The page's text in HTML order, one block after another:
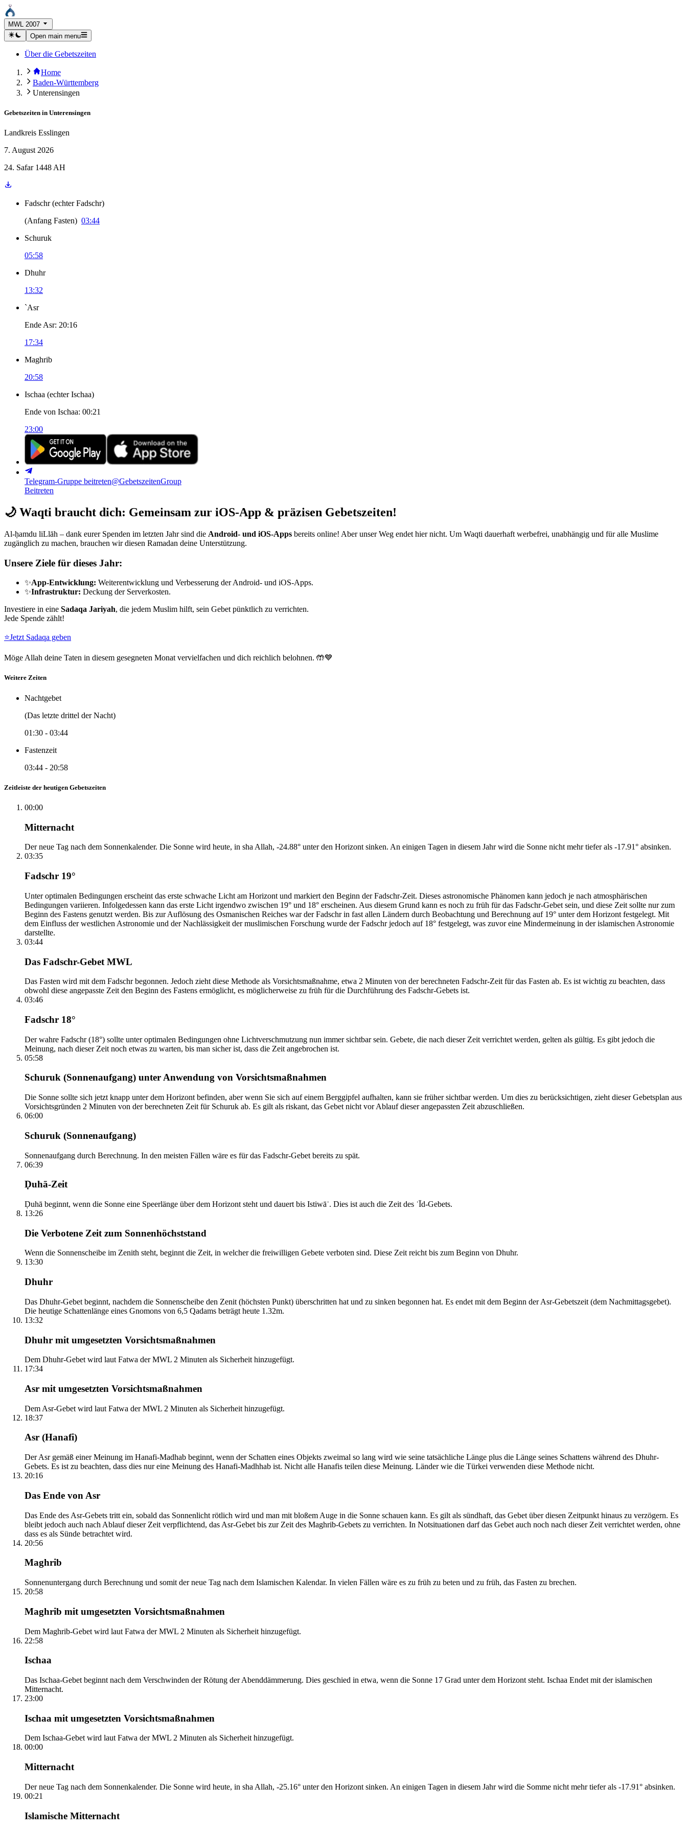
MWL 2007
Open main menu
Über die Gebetszeiten
Home
Baden-Württemberg
Unterensingen
Gebetszeiten in Unterensingen
Landkreis Esslingen
7. August 2026
24. Safar 1448 AH
Fadschr (echter Fadschr)
(Anfang Fasten) 03:44
Schuruk
05:58
Dhuhr
13:32
`Asr
Ende Asr: 20:16
17:34
Maghrib
20:58
Ischaa (echter Ischaa)
Ende von Ischaa: 00:21
23:00
Telegram-Gruppe beitreten@GebetszeitenGroup
Beitreten
🌙 Waqti braucht dich: Gemeinsam zur iOS-App & präzisen Gebetszeiten!
Al-ḥamdu liLlāh – dank eurer Spenden im letzten Jahr sind die Android- und iOS-Apps bereits online! Aber unser Weg endet hier nicht. Um Waqti dauerhaft werbefrei, unabhängig und für alle Muslime
zugänglich zu machen, brauchen wir diesen Ramadan deine Unterstützung.
Unsere Ziele für dieses Jahr:
✨App-Entwicklung: Weiterentwicklung und Verbesserung der Android- und iOS-Apps.
✨Infrastruktur: Deckung der Serverkosten.
Investiere in eine Sadaqa Jariyah, die jedem Muslim hilft, sein Gebet pünktlich zu verrichten.
Jede Spende zählt!
⭐Jetzt Sadaqa geben
Möge Allah deine Taten in diesem gesegneten Monat vervielfachen und dich reichlich belohnen. 🤲💙
Weitere Zeiten
Nachtgebet
(Das letzte drittel der Nacht)
01:30 - 03:44
Fastenzeit
03:44 - 20:58
Zeitleiste der heutigen Gebetszeiten
00:00
Mitternacht
Der neue Tag nach dem Sonnenkalender. Die Sonne wird heute, in sha Allah, -24.88° unter den Horizont sinken. An einigen Tagen in diesem Jahr wird die Sonne nicht mehr tiefer als -17.91° absinken.
03:35
Fadschr 19°
Unter optimalen Bedingungen erscheint das erste schwache Licht am Horizont und markiert den Beginn der Fadschr-Zeit. Dieses astronomische Phänomen kann jedoch je nach atmosphärischen
Bedingungen variieren. Infolgedessen kann das erste Licht irgendwo zwischen 19° und 18° erscheinen. Aus diesem Grund kann es noch zu früh für das Fadschr-Gebet sein, und diese Zeit sollte nur zum
Beginn des Fastens genutzt werden. Bis zur Auflösung des Osmanischen Reiches war der Fadschr in fast allen Ländern durch Beobachtung und Berechnung auf 19° unter dem Horizont festgelegt. Mit
dem Einfluss der westlichen Astronomie und der Nachlässigkeit der muslimischen Forschung wurde der Fadschr jedoch auf 18° festgelegt, was zuvor eine Mindermeinung in der islamischen Astronomie
darstellte.
03:44
Das Fadschr-Gebet MWL
Das Fasten wird mit dem Fadschr begonnen. Jedoch zieht diese Methode als Vorsichtsmaßnahme, etwa 2 Minuten von der berechneten Fadschr-Zeit für das Fasten ab. Es ist wichtig zu beachten, dass
obwohl diese angepasste Zeit den Beginn des Fastens ermöglicht, es möglicherweise zu früh für die Durchführung des Fadschr-Gebets ist.
03:46
Fadschr 18°
Der wahre Fadschr (18°) sollte unter optimalen Bedingungen ohne Lichtverschmutzung nun immer sichtbar sein. Gebete, die nach dieser Zeit verrichtet werden, gelten als gültig. Es gibt jedoch die
Meinung, nach dieser Zeit noch etwas zu warten, bis man sicher ist, dass die Zeit angebrochen ist.
05:58
Schuruk (Sonnenaufgang) unter Anwendung von Vorsichtsmaßnahmen
Die Sonne sollte sich jetzt knapp unter dem Horizont befinden, aber wenn Sie sich auf einem Berggipfel aufhalten, kann sie früher sichtbar werden. Um dies zu berücksichtigen, zieht dieser Gebetsplan aus
Vorsichtsgründen 2 Minuten von der berechneten Zeit für Schuruk ab. Es gilt als riskant, das Gebet nicht vor Ablauf dieser angepassten Zeit abzuschließen.
06:00
Schuruk (Sonnenaufgang)
Sonnenaufgang durch Berechnung. In den meisten Fällen wäre es für das Fadschr-Gebet bereits zu spät.
06:39
Ḍuhā-Zeit
Ḍuhā beginnt, wenn die Sonne eine Speerlänge über dem Horizont steht und dauert bis Istiwāʾ. Dies ist auch die Zeit des ʿĪd-Gebets.
13:26
Die Verbotene Zeit zum Sonnenhöchststand
Wenn die Sonnenscheibe im Zenith steht, beginnt die Zeit, in welcher die freiwilligen Gebete verboten sind. Diese Zeit reicht bis zum Beginn von Dhuhr.
13:30
Dhuhr
Das Dhuhr-Gebet beginnt, nachdem die Sonnenscheibe den Zenit (höchsten Punkt) überschritten hat und zu sinken begonnen hat. Es endet mit dem Beginn der Asr-Gebetszeit (dem Nachmittagsgebet).
Die heutige Schattenlänge eines Gnomons von 6,5 Qadams beträgt heute 1.32m.
13:32
Dhuhr mit umgesetzten Vorsichtsmaßnahmen
Dem Dhuhr-Gebet wird laut Fatwa der MWL 2 Minuten als Sicherheit hinzugefügt.
17:34
Asr mit umgesetzten Vorsichtsmaßnahmen
Dem Asr-Gebet wird laut Fatwa der MWL 2 Minuten als Sicherheit hinzugefügt.
18:37
Asr (Hanafi)
Der Asr gemäß einer Meinung im Hanafi-Madhab beginnt, wenn der Schatten eines Objekts zweimal so lang wird wie seine tatsächliche Länge plus die Länge seines Schattens während des Dhuhr-
Gebets. Es ist zu beachten, dass dies nur eine Meinung des Hanafi-Madhhab ist. Nicht alle Hanafis teilen diese Meinung. Länder wie die Türkei verwenden diese Methode nicht.
20:16
Das Ende von Asr
Das Ende des Asr-Gebets tritt ein, sobald das Sonnenlicht rötlich wird und man mit bloßem Auge in die Sonne schauen kann. Es gilt als sündhaft, das Gebet über diesen Zeitpunkt hinaus zu verzögern. Es
bleibt jedoch auch nach Ablauf dieser Zeit verpflichtend, das Asr-Gebet bis zur Zeit des Maghrib-Gebets zu verrichten. In Notsituationen darf das Gebet auch noch nach dieser Zeit verrichtet werden, ohne
dass es als Sünde betrachtet wird.
20:56
Maghrib
Sonnenuntergang durch Berechnung und somit der neue Tag nach dem Islamischen Kalendar. In vielen Fällen wäre es zu früh zu beten und zu früh, das Fasten zu brechen.
20:58
Maghrib mit umgesetzten Vorsichtsmaßnahmen
Dem Maghrib-Gebet wird laut Fatwa der MWL 2 Minuten als Sicherheit hinzugefügt.
22:58
Ischaa
Das Ischaa-Gebet beginnt nach dem Verschwinden der Rötung der Abenddämmerung. Dies geschied in etwa, wenn die Sonne 17 Grad unter dem Horizont steht. Ischaa Endet mit der islamischen
Mitternacht.
23:00
Ischaa mit umgesetzten Vorsichtsmaßnahmen
Dem Ischaa-Gebet wird laut Fatwa der MWL 2 Minuten als Sicherheit hinzugefügt.
00:00
Mitternacht
Der neue Tag nach dem Sonnenkalender. Die Sonne wird heute, in sha Allah, -25.16° unter den Horizont sinken. An einigen Tagen in diesem Jahr wird die Somme nicht mehr tiefer als -17.91° absinken.
00:21
Islamische Mitternacht